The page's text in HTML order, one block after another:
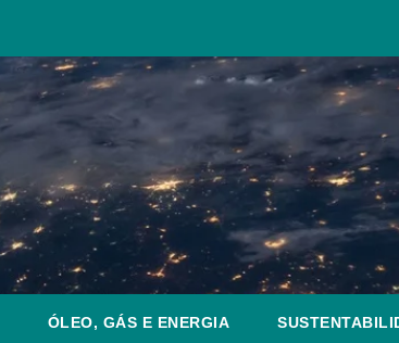
ÓLEO, GÁS E ENERGIA